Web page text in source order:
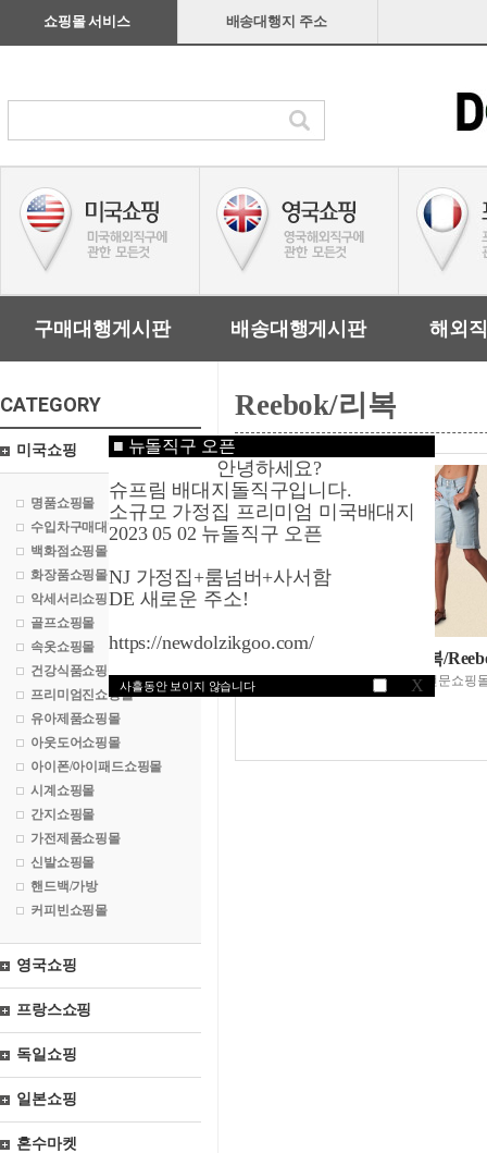
■ 뉴돌직구 오픈
안녕하세요?
슈프림 배대지돌직구입니다.
소규모 가정집 프리미엄 미국배대지
2023 05 02 뉴돌직구 오픈
NJ 가정집+룸넘버+사서함
DE 새로운 주소!
https://newdolzikgoo.com/
사흘동안 보이지 않습니다 X
쇼핑몰 서비스 배송대행지 주소
구매대행게시판 배송대행게시판 해외
CATEGORY
미국쇼핑
명품쇼핑몰
수입차구매대행
백화점쇼핑몰
화장품쇼핑몰
악세서리쇼핑몰
골프쇼핑몰
속옷쇼핑몰
건강식품쇼핑몰
프리미엄진쇼핑몰
유아제품쇼핑몰
아웃도어쇼핑몰
아이폰/아이패드쇼핑몰
시계쇼핑몰
간지쇼핑몰
가전제품쇼핑몰
신발쇼핑몰
핸드백/가방
커피빈쇼핑몰
영국쇼핑
프랑스쇼핑
독일쇼핑
일본쇼핑
혼수마켓
Reebok/리복
자포스닷컴/리복/
세계최대의 슈즈전문쇼핑